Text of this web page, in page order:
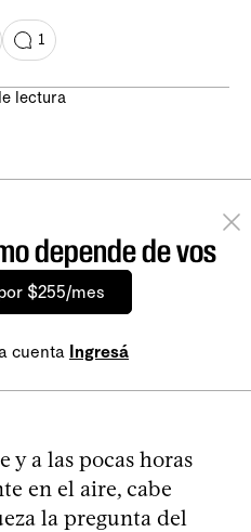
1
lectura
depende de vos
$255/mes
cuenta Ingresá
y a las pocas horas
en el aire, cabe
la pregunta del